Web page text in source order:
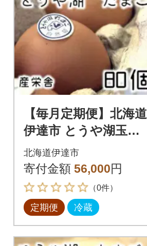
【毎月定期便】北海道
伊達市 とうや湖玉子
80個入り全3回
北海道伊達市
寄付金額 56,000円
（0件）
定期便 冷蔵